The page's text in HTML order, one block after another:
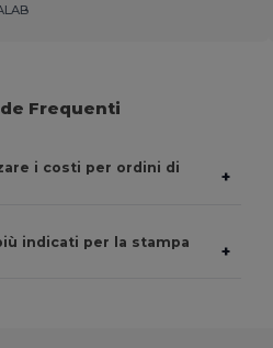
Frequenti
i costi per ordini di
+
indicati per la stampa
+